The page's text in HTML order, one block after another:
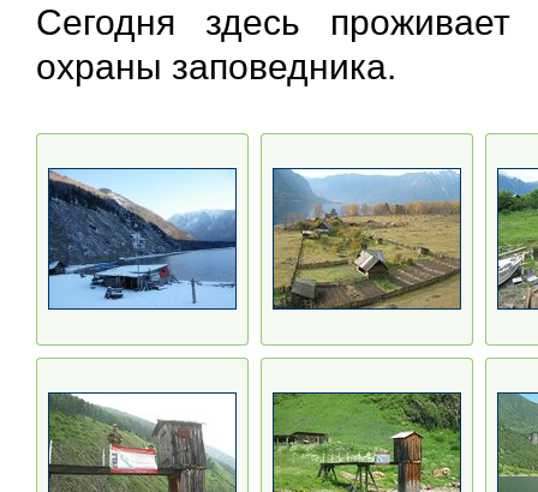
Сегодня здесь проживает
охраны заповедника.